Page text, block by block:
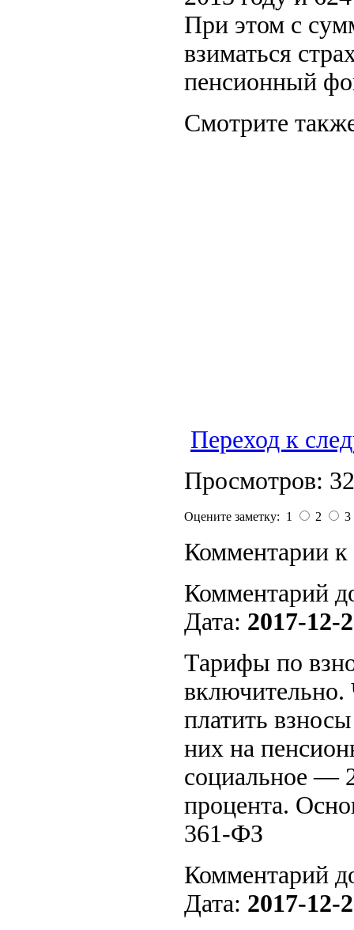
При этом с
взиматься
пенсионный
Смотрите
Переход к
Просмотров:
Оцените заметку: 1 2 3
Комментарии к
Комментарий
Дата: 2017-12-
Тарифы по
включительно.
платить
них на
социальное —
процента.
361-ФЗ
Комментарий
Дата: 2017-12-